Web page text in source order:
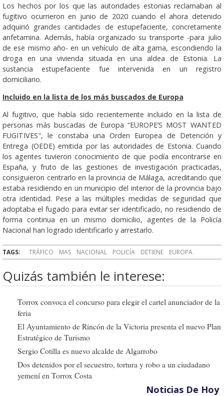
Los hechos por los que las autoridades estonias reclamaban al
fugitivo ocurrieron en junio de 2020 cuando el ahora detenido
adquirió grandes cantidades de estupefaciente, concretamente
anfetamina. Además, había organizado su transporte -para julio
de ese mismo año- en un vehículo de alta gama, escondiendo la
droga en una vivienda situada en una aldea de Estonia. La
sustancia estupefaciente fue intervenida en un registro
domiciliario.
Incluido en la lista de los más buscados de Europa
Al fugitivo, que había sido recientemente incluido en la lista de
personas más buscadas de Europa “EUROPE’S MOST WANTED
FUGITIVES", le constaba una Orden Europea de Detención y
Entrega (OEDE) emitida por las autoridades de Estonia. Cuando
los agentes tuvieron conocimiento de que podía encontrarse en
España, y fruto de las gestiones de investigación practicadas,
consiguieron centrarlo en la provincia de Málaga, acreditando que
estaba residiendo en un municipio del interior de la provincia bajo
otra identidad. Pese a las múltiples medidas de seguridad que
adoptaba el fugado para evitar ser identificado, no residiendo de
forma continua en un mismo domicilio, agentes de la Policía
Nacional han logrado identificarlo y arrestarlo.
TAGS: TRÁFICO MAS NACIONAL POLICÍA DETIENE EUROPA
Quizás también le interese:
Torrox convoca el concurso para elegir el cartel anunciador de la
feria
El Ayuntamiento de Rincón de la Victoria presenta el nuevo Plan
Estratégico de Turismo
Sergio Cotilla es nuevo alcalde de Algarrobo
Dos detenidos por el secuestro, tortura y robo a un ciudadano
yemení en Torrox Costa
Noticias De Hoy